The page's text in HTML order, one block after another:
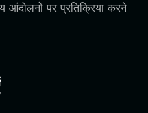
आंदोलनों पर प्रतिक्रिया करने